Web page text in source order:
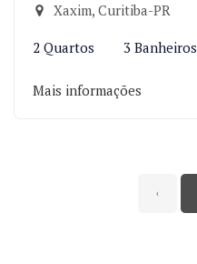
Xaxim, Curitiba-PR
2 Quartos 3 Banheiros
Mais informações
‹